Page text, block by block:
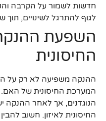
חדשות לשמור על הקרבה
לגוף להתרגל לשינויים,
השפעת
החיסונית
ההנקה משפיעה לא רק על
המערכת החיסונית של האם.
הנוגדנים, אך לאחר ההנקה
החיסונית לאיזון. חשוב